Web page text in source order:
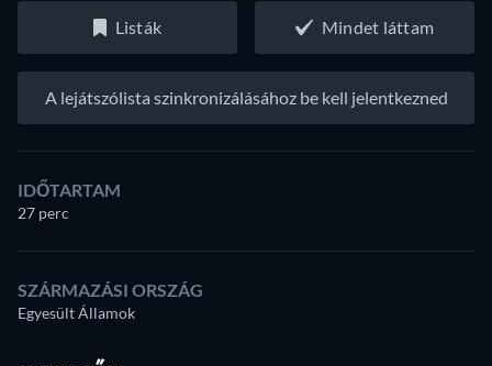
Listák Mindet láttam
A lejátszólista szinkronizálásához be kell jelentkezned
IDŐTARTAM
27 perc
SZÁRMAZÁSI ORSZÁG
Egyesült Államok